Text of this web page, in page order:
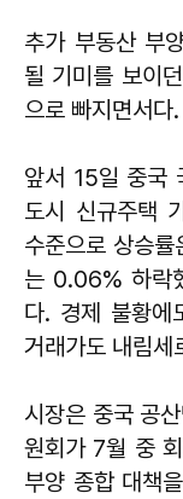
추가 부동산 부
될 기미를 보이
으로 빠지면서다.
앞서 15일 중국
도시 신규주택
수준으로 상승
는 0.06% 하락
다. 경제 불황에
거래가도 내림세
시장은 중국 공
원회가 7월 중
부양 종합 대책